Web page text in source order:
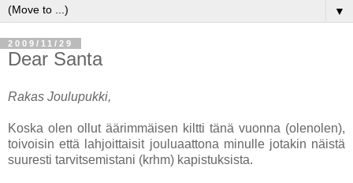
▼
2009/11/29
Dear Santa
Rakas Joulupukki,
Koska olen ollut äärimmäisen kiltti tänä vuonna (olenolen),
toivoisin että lahjoittaisit jouluaattona minulle jotakin näistä
suuresti tarvitsemistani (krhm) kapistuksista.